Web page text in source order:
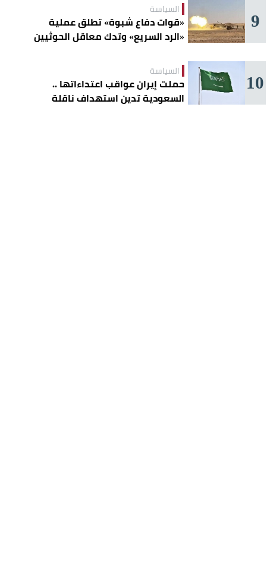
9 السياسة
«قوات دفاع شبوة» تطلق عملية
«الرد السريع» وتدك معاقل الحوثيين
10 السياسة
حملت إيران عواقب اعتداءاتها ..
السعودية تدين استهداف ناقلة